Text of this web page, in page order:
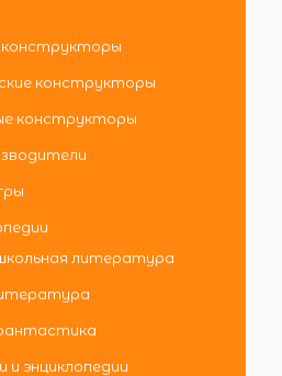
конструкторы
конструкторы
литература
и энциклопедии